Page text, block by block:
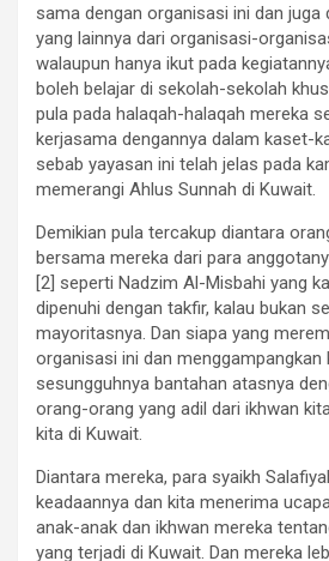
sama dengan organisasi ini dan juga
yang lainnya dari organisasi-
walaupun hanya ikut pada
boleh belajar di sekolah-sekolah
pula pada halaqah-halaqah mereka
kerjasama dengannya dalam kaset-
sebab yayasan ini telah jelas pada
memerangi Ahlus Sunnah di Kuwait.
Demikian pula tercakup diantara
bersama mereka dari para
[2] seperti Nadzim Al-Misbahi yang
dipenuhi dengan takfir, kalau bukan
mayoritasnya. Dan siapa yang
organisasi ini dan menggampangkan
sesungguhnya bantahan atasnya
orang-orang yang adil dari ikhwan
kita di Kuwait.
Diantara mereka, para syaikh
keadaannya dan kita menerima
anak-anak dan ikhwan mereka
yang terjadi di Kuwait. Dan mereka